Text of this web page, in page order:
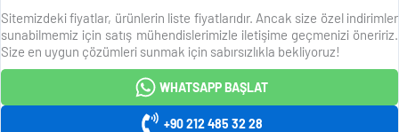
Sitemizdeki fiyatlar, ürünlerin liste fiyatlarıdır. Ancak size özel indirimler
sunabilmemiz için satış mühendislerimizle iletişime geçmenizi öneririz.
Size en uygun çözümleri sunmak için sabırsızlıkla bekliyoruz!
WHATSAPP BAŞLAT
+90 212 485 32 28